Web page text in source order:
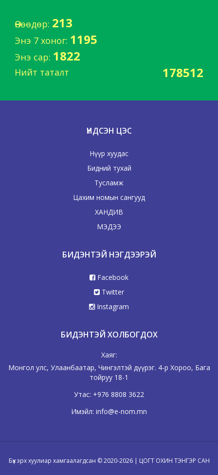
Өнөөдөр: 213
Энэ 7 хоног: 1195
Энэ сар: 1822
Нийт таталт 178512
ҮНДСЭН ЦЭС
Нүүр хуудас
Бидний тухай
Тусламж
Цахим номын сангууд
ХАНДИВ
МЭДЭЭ
БИДЭНТЭЙ НЭГДЭЭРЭЙ
Facebook
Twitter
Instagram
БИДЭНТЭЙ ХОЛБОГДОХ
Хаяг:
Монгол улс, Улаанбаатар, Чингэлтэй дүүрэг. 4-р Хороо, Бага
тойруу 18-1
Утас: +976 8808 3622
Имэйл: info@e-nom.mn
Бүх эрх хуулиар хамгаалагдсан © 2020-2026 | ЦОГТ ОХИН ТЭНГЭР САН